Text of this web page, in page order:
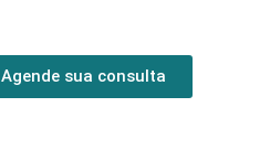
Agende sua consulta